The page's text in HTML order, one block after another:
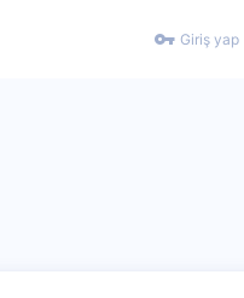
Giriş yap